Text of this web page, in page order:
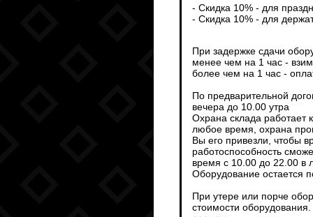
- Скидка 10% - для
- Скидка 10% - для
При задержке сдачи
менее чем на 1 час -
более чем на 1 час -
По предварительной
вечера до 10.00 утра
Охрана склада работает
любое время, охрана
Вы его привезли, чтобы
работоспособность
время с 10.00 до 22.00 в
Оборудование остается
При утере или порче
стоимости